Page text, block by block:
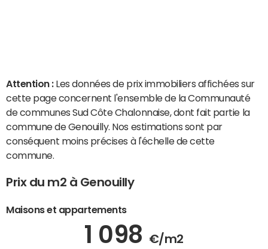
Attention : Les données de prix immobiliers affichées sur
cette page concernent l'ensemble de la Communauté
de communes Sud Côte Chalonnaise, dont fait partie la
commune de Genouilly. Nos estimations sont par
conséquent moins précises à l'échelle de cette
commune.
Prix du m2 à Genouilly
Maisons et appartements
1 098 €/m2